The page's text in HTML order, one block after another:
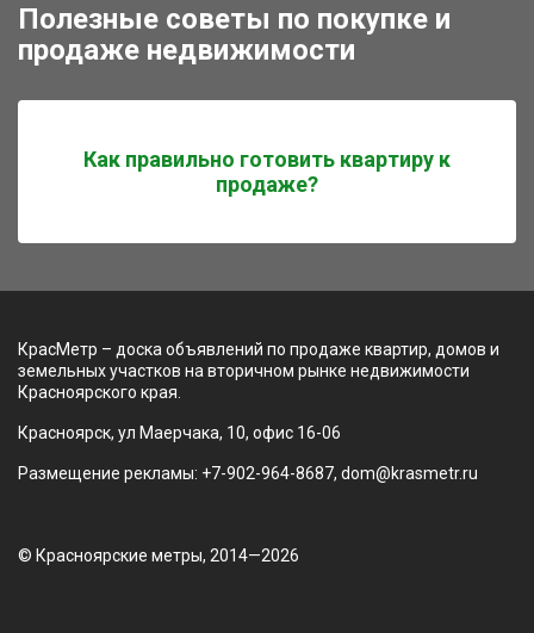
Полезные советы по покупке и
продаже недвижимости
Как правильно готовить квартиру к
продаже?
КрасМетр – доска объявлений по продаже квартир, домов и
земельных участков на вторичном рынке недвижимости
Красноярского края.
Красноярск, ул Маерчака, 10, офис 16-06
Размещение рекламы: +7-902-964-8687, dom@krasmetr.ru
© Красноярские метры, 2014—2026